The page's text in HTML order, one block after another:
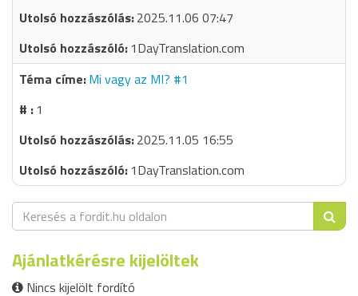
2025.11.06 07:47
1DayTranslation.com
Mi vagy az MI? #1
1
2025.11.05 16:55
1DayTranslation.com
Ajánlatkérésre kijelöltek
Nincs kijelölt fordító